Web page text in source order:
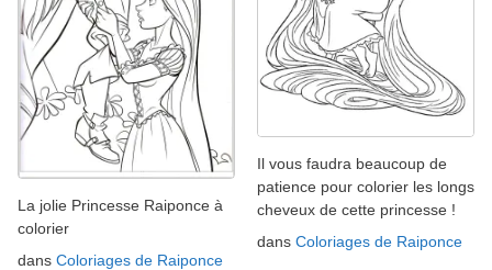
La jolie Princesse Raiponce à
colorier
dans Coloriages de Raiponce
Il vous faudra beaucoup de
patience pour colorier les longs
cheveux de cette princesse !
dans Coloriages de Raiponce